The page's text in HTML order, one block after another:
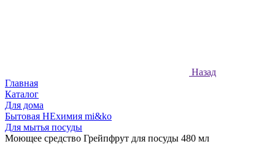
Назад
Главная
Каталог
Для дома
Бытовая НЕхимия mi&ko
Для мытья посуды
Моющее средство Грейпфрут для посуды 480 мл